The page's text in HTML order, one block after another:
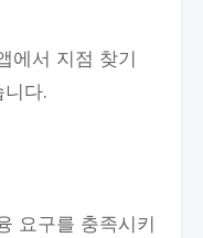
에서 지점 찾기
다.
요구를 충족시키